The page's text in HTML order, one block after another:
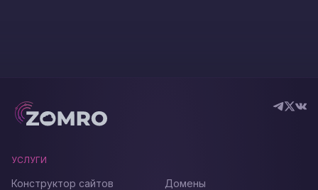
УСЛУГИ
Конструктор сайтов
Домены